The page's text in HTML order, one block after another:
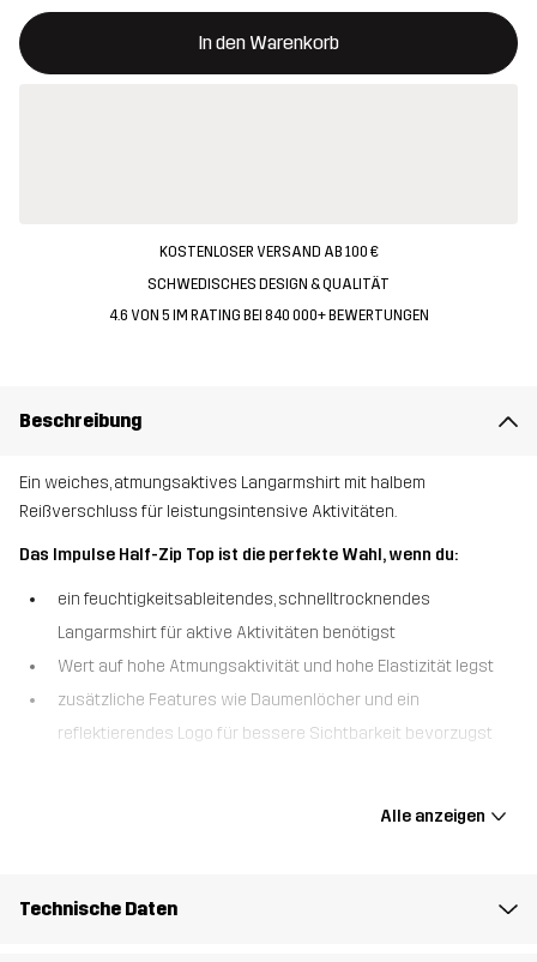
In den Warenkorb
Dieser Button öffnet ein Fenster und legt den neuen Artikel in
{{size}} nicht verfügbar
KOSTENLOSER VERSAND AB 100 €
SCHWEDISCHES DESIGN & QUALITÄT
4.6 VON 5 IM RATING BEI 840 000+ BEWERTUNGEN
Beschreibung
Ein weiches, atmungsaktives Langarmshirt mit halbem
Reißverschluss für leistungsintensive Aktivitäten.
Das Impulse Half-Zip Top ist die perfekte Wahl, wenn du:
ein feuchtigkeitsableitendes, schnelltrocknendes
Langarmshirt für aktive Aktivitäten benötigst
Wert auf hohe Atmungsaktivität und hohe Elastizität legst
zusätzliche Features wie Daumenlöcher und ein
reflektierendes Logo für bessere Sichtbarkeit bevorzugst
vielseitigen Kleidungsstück. Das superweiche, dehnbare Material
erleichtert das An- und Ausziehen. Die Daumenlöcher und das
Alle anzeigen
Technische Daten